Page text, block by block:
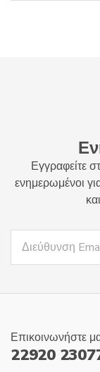
Εγγραφείτε
ενημερωμένοι
Επικοινωνήστε
22920